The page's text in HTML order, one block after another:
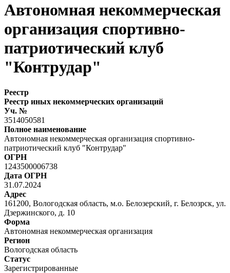
Автономная некоммерческая
организация спортивно-
патриотический клуб
"Контрудар"
Реестр
Реестр иных некоммерческих организаций
Уч. №
3514050581
Полное наименование
Автономная некоммерческая организация спортивно-
патриотический клуб "Контрудар"
ОГРН
1243500006738
Дата ОГРН
31.07.2024
Адрес
161200, Вологодская область, м.о. Белозерский, г. Белозрск, ул.
Дзержинского, д. 10
Форма
Автономная некоммерческая организация
Регион
Вологодская область
Статус
Зарегистрированные